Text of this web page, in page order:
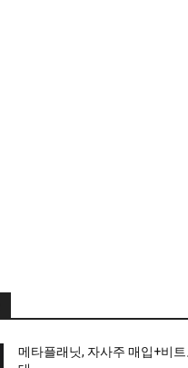
메타플래닛, 자사주 매입+비